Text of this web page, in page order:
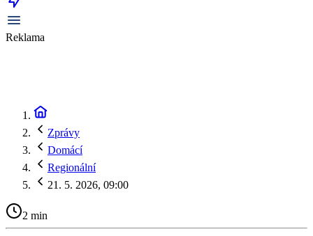
Reklama
Zprávy
Domácí
Regionální
21. 5. 2026, 09:00
2 min